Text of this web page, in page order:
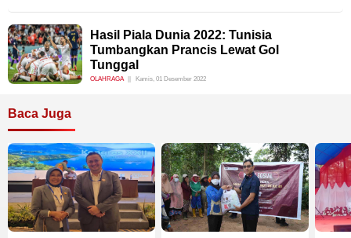
Hasil Piala Dunia 2022: Tunisia
Tumbangkan Prancis Lewat Gol
Tunggal
OLAHRAGA Kamis, 01 Desember 2022
Baca Juga